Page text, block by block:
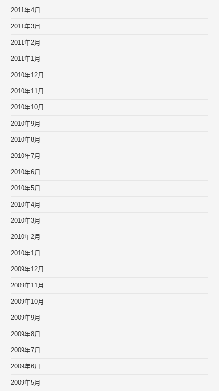
2011年4月
2011年3月
2011年2月
2011年1月
2010年12月
2010年11月
2010年10月
2010年9月
2010年8月
2010年7月
2010年6月
2010年5月
2010年4月
2010年3月
2010年2月
2010年1月
2009年12月
2009年11月
2009年10月
2009年9月
2009年8月
2009年7月
2009年6月
2009年5月